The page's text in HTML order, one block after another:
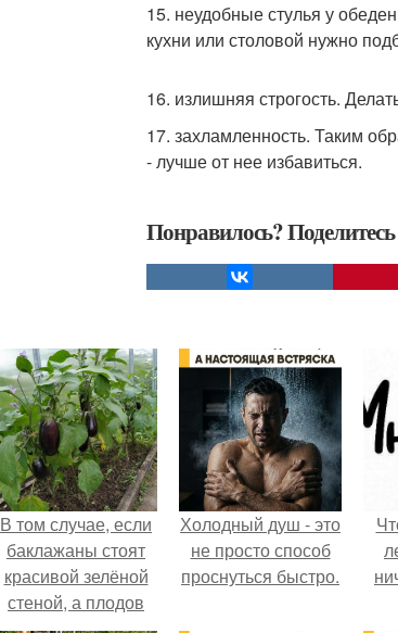
15. неудобные стулья у
кухни или столовой нужно
16. излишняя строгость.
17. захламленность. Таким
- лучше от нее избавиться.
Понравилось?
В том случае, если
баклажаны стоят
красивой зелёной
стеной, а плодов
Холодный душ - это
не просто способ
проснуться быстро.